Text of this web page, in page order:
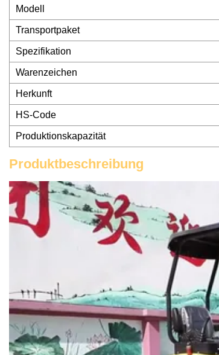
Modell
Transportpaket
Spezifikation
Warenzeichen
Herkunft
HS-Code
Produktionskapazität
Produktbeschreibung